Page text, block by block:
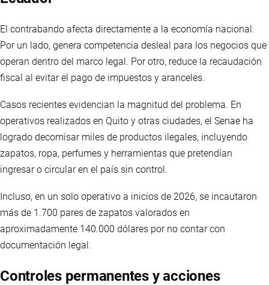
El contrabando afecta directamente a la economía nacional.
Por un lado, genera competencia desleal para los negocios que
operan dentro del marco legal. Por otro, reduce la recaudación
fiscal al evitar el pago de impuestos y aranceles.
Casos recientes evidencian la magnitud del problema. En
operativos realizados en Quito y otras ciudades, el Senae ha
logrado decomisar miles de productos ilegales, incluyendo
zapatos, ropa, perfumes y herramientas que pretendían
ingresar o circular en el país sin control.
Incluso, en un solo operativo a inicios de 2026, se incautaron
más de 1.700 pares de zapatos valorados en
aproximadamente 140.000 dólares por no contar con
documentación legal.
Controles permanentes y acciones